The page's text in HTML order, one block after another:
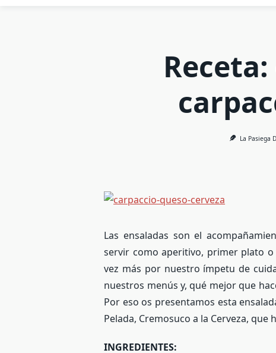
La Pasiega
Las ensaladas son el
servir como aperitivo, primer plato o
vez más por nuestro ímpetu de
nuestros menús y, qué mejor que
Por eso os presentamos esta
Pelada, Cremosuco a la Cerveza,
INGREDIENTES: